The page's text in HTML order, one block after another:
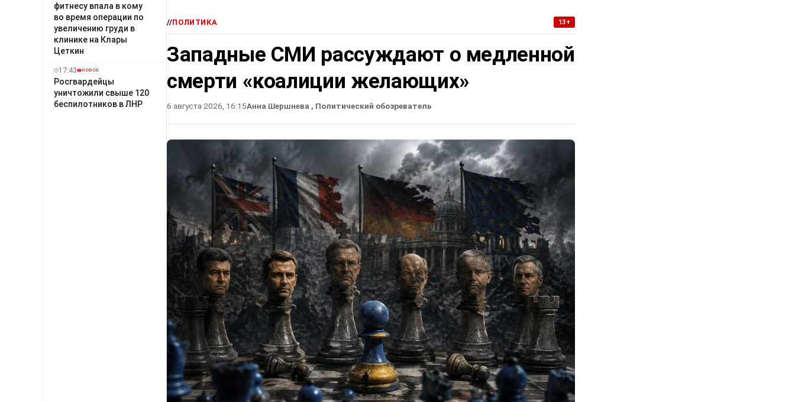
фитнесу впала в кому
во время операции по
увеличению груди в
клинике на Клары
Цеткин
17:43 НОВОЕ
Росгвардейцы
уничтожили свыше 120
беспилотников в ЛНР
//ПОЛИТИКА 13+
Западные СМИ рассуждают о медленной
смерти «коалиции желающих»
6 августа 2026, 16:15Анна Шершнева , Политический обозреватель